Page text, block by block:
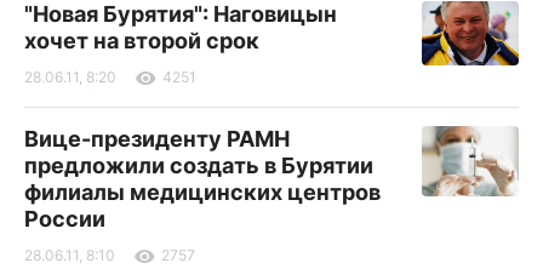
"Новая Бурятия": Наговицын
хочет на второй срок
28.06.11, 8:20 4251
Вице-президенту РАМН
предложили создать в Бурятии
филиалы медицинских центров
России
28.06.11, 8:10 2757